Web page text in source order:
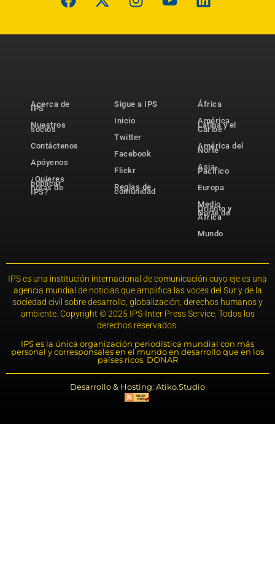
Acerca de
IPS
Nuestros
socios
Contáctenos
Apóyenos
¿Quieres
publicar
notas de
IPS?
Sigue a IPS
Inicio
Twitter
Facebook
Flickr
Reglas de
comunidad
África
América
Latina y el
Caribe
América del
Norte
Asia-
Pacífico
Europa
Medio
Oriente y
Norte de
África
Mundo
IPS es una institución internacional de comunicación cuyo eje es una
agencia mundial de noticias que amplifica las voces del Sur y de la
sociedad civil sobre desarrollo, globalización, derechos humanos y
ambiente. Copyright © 2025 IPS-Inter Press Service. Todos los
derechos reservados.
IPS es la única organización periodística mundial con más
personal y corresponsales en el mundo en desarrollo que en los
países ricos. DONAR
Desarrollo & Hosting: Atiko.Studio